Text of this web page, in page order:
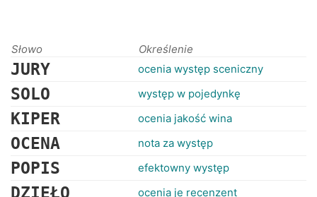
Słowo Określenie
JURY ocenia występ sceniczny
SOLO występ w pojedynkę
KIPER ocenia jakość wina
OCENA nota za występ
POPIS efektowny występ
DZIEŁO ocenia je recenzent